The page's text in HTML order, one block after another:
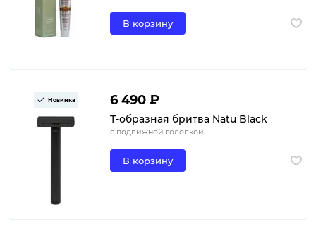
В корзину
Новинка 6 490 ₽
Т-образная бритва Natu Black
с подвижной головкой
В корзину